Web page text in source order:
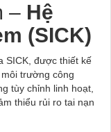
– Hệ
(SICK)
SICK, được thiết kế
trường công
tùy chỉnh linh hoạt,
thiểu rủi ro tai nạn